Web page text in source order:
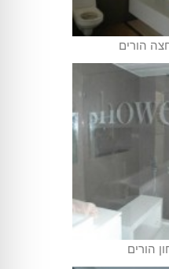
הורים
הורים